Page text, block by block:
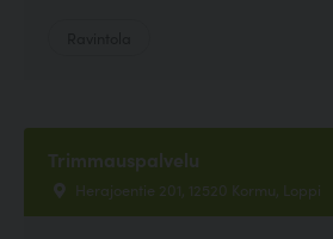
Trimmauspalvelu
Herajoentie 201, 12520 Kormu, Loppi